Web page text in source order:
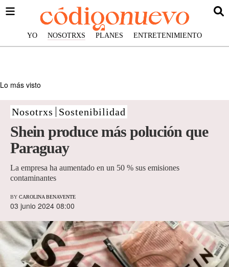
YO NOSOTRXS PLANES ENTRETENIMIENTO
Lo más visto
Nosotrxs Sostenibilidad
Shein produce más polución que
Paraguay
La empresa ha aumentado en un 50 % sus emisiones
contaminantes
BY CAROLINA BENAVENTE
03 junio 2024 08:00